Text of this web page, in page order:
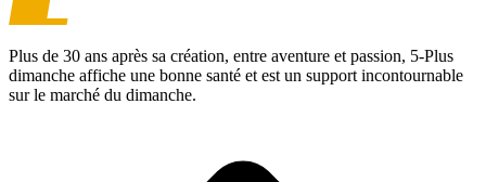
Plus de 30 ans après sa création, entre aventure et passion, 5-Plus
dimanche affiche une bonne santé et est un support incontournable
sur le marché du dimanche.